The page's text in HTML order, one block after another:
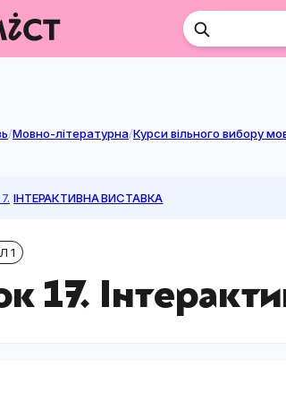
/Мовно-літературна/
ІНТЕРАКТИВНА ВИСТАВКА
1
17.